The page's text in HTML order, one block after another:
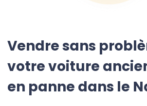
Vendre sans
votre voiture
en panne dans le